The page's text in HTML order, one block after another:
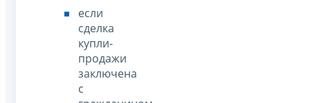
если
сделка
купли-
продажи
заключена
с